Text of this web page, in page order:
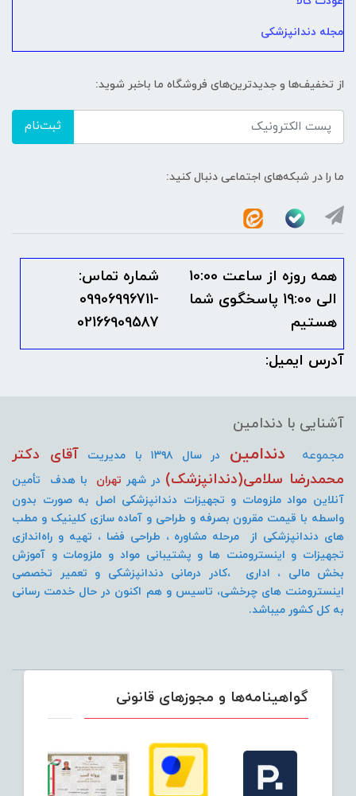
مجله دندانپزشکی
از تخفیف‌ها و جدیدترین‌های فروشگاه ما باخبر شوید:
ثبت‌نام
ما را در شبکه‌های اجتماعی دنبال کنید:
همه روزه از ساعت 10:00
الی 19:00 پاسخگوی شما
هستیم
شماره تماس:
09906996711-
02166909587
آدرس ایمیل:
آشنایی با دندامین
مجموعه دندامین در سال ۱۳۹۸ با مدیریت
آقای دکتر
محمدرضا سلامی(دندانپزشک) در شهر تهران با هدف تأمین
آنلاین مواد ملزومات و تجهیزات دندانپزشکی اصل به صورت بدون
واسطه با قیمت مقرون بصرفه و طراحی و آماده سازی کلینیک و مطب
های دندانپزشکی از مرحله مشاوره ، طراحی فضا ، تهیه و راه‌اندازی
تجهیزات و اینسترومنتها و پشتیبانی مواد و ملزومات و آموزش
بخش مالی ، اداری ،کادر درمانی دندانپزشکی و تعمیر تخصصی
اینسترومنت های چرخشی، تاسیس و هم اکنون در حال خدمت رسانی
به کل کشور میباشد.
گواهینامه‌ها و مجوزهای قانونی